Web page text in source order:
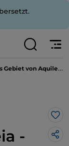
- Domus von Tito Macro (Fondo Cossar)
-